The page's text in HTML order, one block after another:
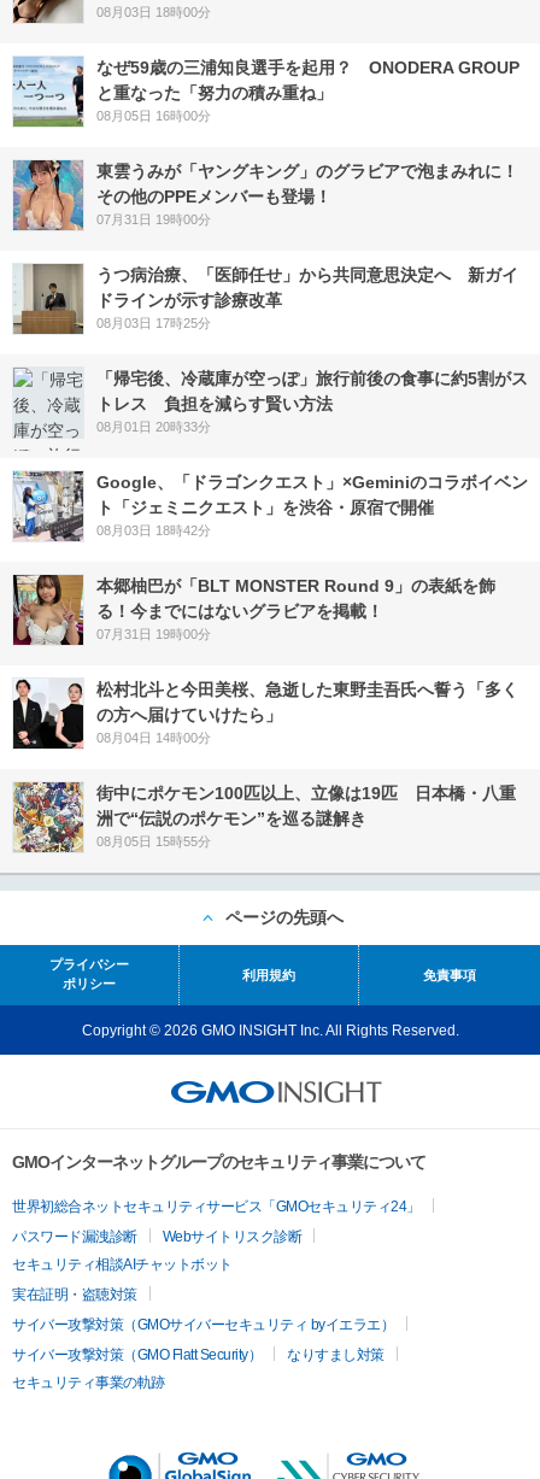
08月03日 18時00分
なぜ59歳の三浦知良選手を起用？ ONODERA GROUP
と重なった「努力の積み重ね」
08月05日 16時00分
東雲うみが「ヤングキング」のグラビアで泡まみれに！
その他のPPEメンバーも登場！
07月31日 19時00分
うつ病治療、「医師任せ」から共同意思決定へ 新ガイ
ドラインが示す診療改革
08月03日 17時25分
「帰宅後、冷蔵庫が空っぽ」旅行前後の食事に約5割がス
トレス 負担を減らす賢い方法
08月01日 20時33分
Google、「ドラゴンクエスト」×Geminiのコラボイベン
ト「ジェミニクエスト」を渋谷・原宿で開催
08月03日 18時42分
本郷柚巴が「BLT MONSTER Round 9」の表紙を飾
る！今までにはないグラビアを掲載！
07月31日 19時00分
松村北斗と今田美桜、急逝した東野圭吾氏へ誓う「多く
の方へ届けていけたら」
08月04日 14時00分
街中にポケモン100匹以上、立像は19匹 日本橋・八重
洲で“伝説のポケモン”を巡る謎解き
08月05日 15時55分
ページの先頭へ
プライバシー
ポリシー
利用規約 免責事項
Copyright © 2026 GMO INSIGHT Inc. All Rights Reserved.
GMOインターネットグループのセキュリティ事業について
世界初総合ネットセキュリティサービス「GMOセキュリティ24」
パスワード漏洩診断
Webサイトリスク診断
セキュリティ相談AIチャットボット
実在証明・盗聴対策
サイバー攻撃対策（GMOサイバーセキュリティ byイエラエ）
サイバー攻撃対策（GMO Flatt Security）
なりすまし対策
セキュリティ事業の軌跡